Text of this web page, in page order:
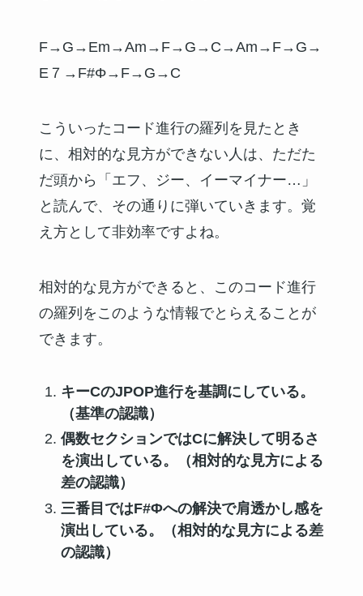
F→G→Em→Am→F→G→C→Am→F→G→
E７→F#Φ→F→G→C
こういったコード進行の羅列を見たとき
に、相対的な見方ができない人は、ただた
だ頭から「エフ、ジー、イーマイナー…」
と読んで、その通りに弾いていきます。覚
え方として非効率ですよね。
相対的な見方ができると、このコード進行
の羅列をこのような情報でとらえることが
できます。
キーCのJPOP進行を基調にしている。
（基準の認識）
偶数セクションではCに解決して明るさ
を演出している。（相対的な見方による
差の認識）
三番目ではF#Φへの解決で肩透かし感を
演出している。（相対的な見方による差
の認識）